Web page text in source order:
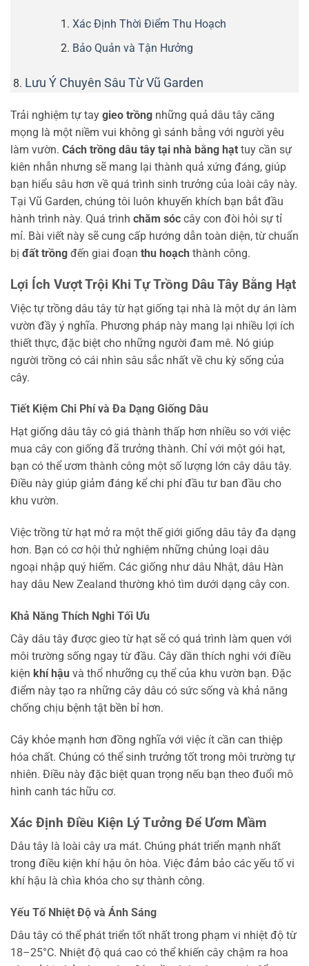
Xác Định Thời Điểm Thu Hoạch
Bảo Quản và Tận Hưởng
Lưu Ý Chuyên Sâu Từ Vũ Garden
Trải nghiệm tự tay gieo trồng những quả dâu tây căng
mọng là một niềm vui không gì sánh bằng với người yêu
làm vườn. Cách trồng dâu tây tại nhà bằng hạt tuy cần sự
kiên nhẫn nhưng sẽ mang lại thành quả xứng đáng, giúp
bạn hiểu sâu hơn về quá trình sinh trưởng của loài cây này.
Tại Vũ Garden, chúng tôi luôn khuyến khích bạn bắt đầu
hành trình này. Quá trình chăm sóc cây con đòi hỏi sự tỉ
mỉ. Bài viết này sẽ cung cấp hướng dẫn toàn diện, từ chuẩn
bị đất trồng đến giai đoạn thu hoạch thành công.
Lợi Ích Vượt Trội Khi Tự Trồng Dâu Tây Bằng Hạt
Việc tự trồng dâu tây từ hạt giống tại nhà là một dự án làm
vườn đầy ý nghĩa. Phương pháp này mang lại nhiều lợi ích
thiết thực, đặc biệt cho những người đam mê. Nó giúp
người trồng có cái nhìn sâu sắc nhất về chu kỳ sống của
cây.
Tiết Kiệm Chi Phí và Đa Dạng Giống Dâu
Hạt giống dâu tây có giá thành thấp hơn nhiều so với việc
mua cây con giống đã trưởng thành. Chỉ với một gói hạt,
bạn có thể ươm thành công một số lượng lớn cây dâu tây.
Điều này giúp giảm đáng kể chi phí đầu tư ban đầu cho
khu vườn.
Việc trồng từ hạt mở ra một thế giới giống dâu tây đa dạng
hơn. Bạn có cơ hội thử nghiệm những chủng loại dâu
ngoại nhập quý hiếm. Các giống như dâu Nhật, dâu Hàn
hay dâu New Zealand thường khó tìm dưới dạng cây con.
Khả Năng Thích Nghi Tối Ưu
Cây dâu tây được gieo từ hạt sẽ có quá trình làm quen với
môi trường sống ngay từ đầu. Cây dần thích nghi với điều
kiện khí hậu và thổ nhưỡng cụ thể của khu vườn bạn. Đặc
điểm này tạo ra những cây dâu có sức sống và khả năng
chống chịu bệnh tật bền bỉ hơn.
Cây khỏe mạnh hơn đồng nghĩa với việc ít cần can thiệp
hóa chất. Chúng có thể sinh trưởng tốt trong môi trường tự
nhiên. Điều này đặc biệt quan trọng nếu bạn theo đuổi mô
hình canh tác hữu cơ.
Xác Định Điều Kiện Lý Tưởng Để Ươm Mầm
Dâu tây là loài cây ưa mát. Chúng phát triển mạnh nhất
trong điều kiện khí hậu ôn hòa. Việc đảm bảo các yếu tố vi
khí hậu là chìa khóa cho sự thành công.
Yếu Tố Nhiệt Độ và Ánh Sáng
Dâu tây có thể phát triển tốt nhất trong phạm vi nhiệt độ từ
18–25°C. Nhiệt độ quá cao có thể khiến cây chậm ra hoa